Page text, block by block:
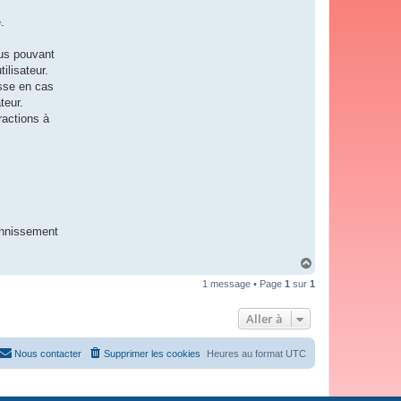
pouvant
en cas
à
u
1 message • Page 1 sur 1
Aller à
Heures au format UTC
Supprimer les cookies
Nous contacter